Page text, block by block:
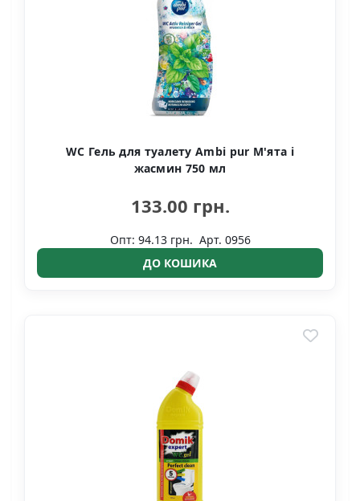
WC Гель для туалету Ambi pur М'ята і
жасмин 750 мл
133.00 грн.
Опт: 94.13 грн. Арт. 0956
ДО КОШИКА